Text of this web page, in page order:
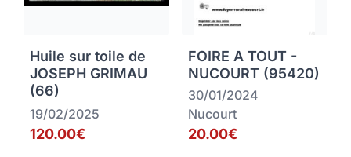
Huile sur toile de
JOSEPH GRIMAU
(66)
19/02/2025
120.00€
FOIRE A TOUT -
NUCOURT (95420)
30/01/2024
Nucourt
20.00€